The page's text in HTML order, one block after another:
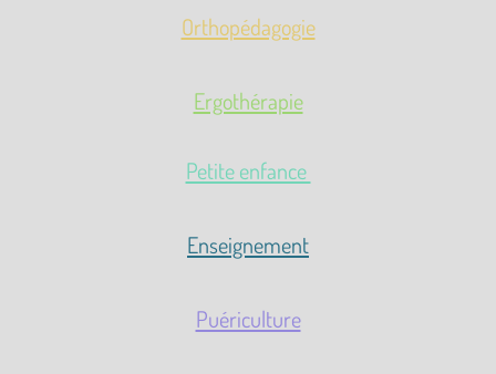
Orthopédagogie
Ergothérapie
Petite enfance
Enseignement
Puériculture